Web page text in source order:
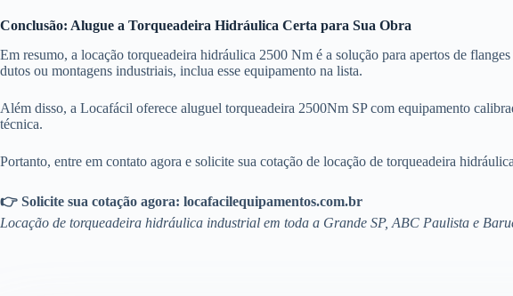
Conclusão: Alugue a Torqueadeira Hidráulica Certa para Sua Obra
Em resumo, a locação torqueadeira hidráulica 2500 Nm é a solução para apertos de
dutos ou montagens industriais, inclua esse equipamento na lista.
Além disso, a Locafácil oferece aluguel torqueadeira 2500Nm SP com equipamento
técnica.
Portanto, entre em contato agora e solicite sua cotação de locação de torqueadeira
👉 Solicite sua cotação agora: locafacilequipamentos.com.br
Locação de torqueadeira hidráulica industrial em toda a Grande SP, ABC Paulista e